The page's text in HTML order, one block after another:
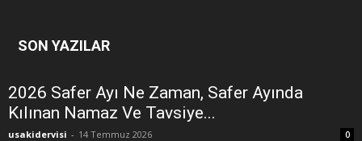
SON YAZILAR
2026 Safer Ayı Ne Zaman, Safer Ayında
Kılınan Namaz Ve Tavsiye...
usakidervisi - 14 Temmuz 2026 0